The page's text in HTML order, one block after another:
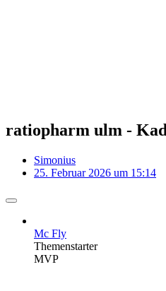
ratiopharm ulm -
Simonius
25. Februar 2026 um 15:14
Mc Fly
Themenstarter
MVP